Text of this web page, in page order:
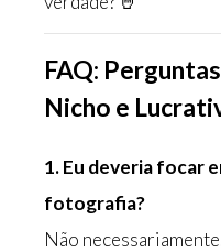
FAQ:
Nicho e
1. Eu deveria focar
fotografia?
Não